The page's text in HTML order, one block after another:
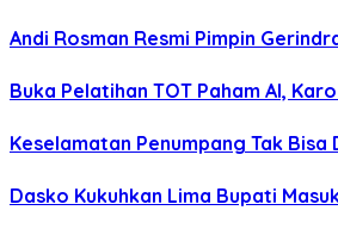
Andi Rosman Resmi Pimpin
Buka Pelatihan TOT Paham AI,
Keselamatan Penumpang Tak
Dasko Kukuhkan Lima Bupati